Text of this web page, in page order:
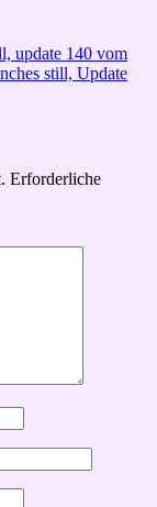
update 140 vom
still, Update
Erforderliche